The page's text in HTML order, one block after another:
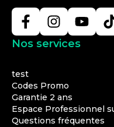
Nos services
test
Codes Promo
Garantie 2 ans
Espace Professionnel
Questions fréquentes